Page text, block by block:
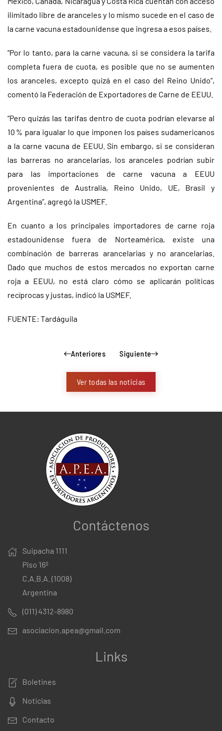
ilimitado libre de aranceles y lo mismo sucede en el caso de
la carne vacuna estadounidense que ingresa a esos países.
“Por lo tanto, para la carne vacuna, si se considera la tarifa
completa fuera de cuota, es posible que no se aumenten
los aranceles, excepto quizá en el caso del Reino Unido”,
comentó la Federación de Exportadores de Carne de EEUU.
“Pero quizás las tarifas dentro de cuota podrían elevarse al
10 % para igualar lo que imponen los países sudamericanos
a la carne vacuna de EEUU. Sin embargo, si se consideran
las barreras no arancelarias, los aranceles podrían subir
para las importaciones de carne vacuna a EEUU
provenientes de Australia, Reino Unido, UE, Brasil y
Argentina”, agregó la USMEF.
En cuanto a los principales importadores de carne roja
estadounidense fuera de Norteamérica, existe una
combinación de barreras arancelarias y no arancelarias.
Dado que muchos de estos mercados no exportan carne
roja a EEUU, no está claro cómo se aplicarán políticas
recíprocas y justas, indicó la USMEF.
FUENTE: Tardáguila
Anteriores Siguiente
Ver todas las noticias
Contáctenos
Suipacha 1111
Piso 16º
C.A.B.A. (1008)
Argentina
(011) 4312-8980
asociacion.apea@gmail.com
Links
Boletines
Noticias
Contacto